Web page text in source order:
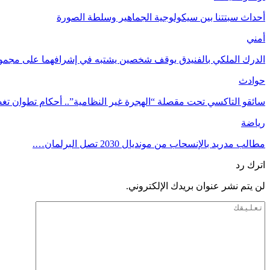
أحداث سبتتنا بين سيكولوجية الجماهير وسلطة الصورة
أمني
الدرك الملكي بالفنيدق يوقف شخصين يشتبه في إشرافهما على
حوادث
سائقو التاكسي تحت مقصلة “الهجرة غير النظامية”.. أحكام تطوان
رياضة
مطالب مدريد بالإنسحاب من مونديال 2030 تصل البرلمان….
اترك رد
لن يتم نشر عنوان بريدك الإلكتروني.